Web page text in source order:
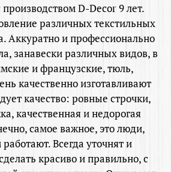
D-Decor 9 лет.
различных текстильных
Аккуратно и профессионально
занавески различных видов, в
и французские, тюль,
качественно изготавливают
качество: ровные строчки,
качественная и недорогая
самое важное, это люди,
Всегда уточнят и
красиво и правильно, с